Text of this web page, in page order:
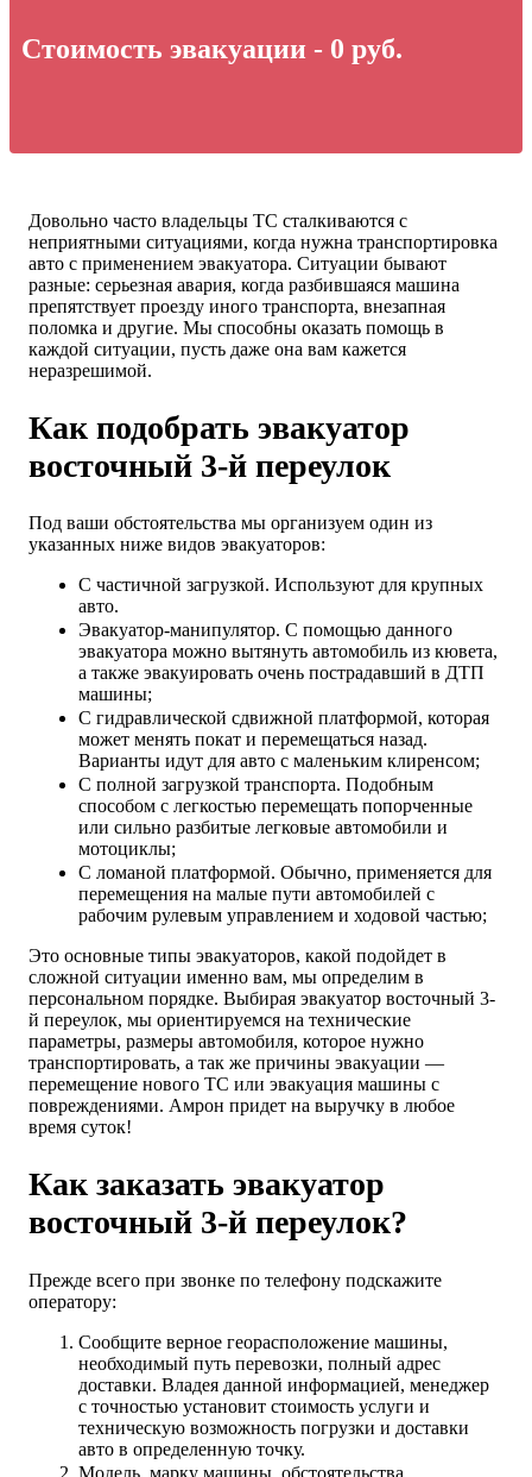
Стоимость эвакуации - 0 руб.
Довольно часто владельцы ТС сталкиваются с
неприятными ситуациями, когда нужна транспортировка
авто с применением эвакуатора. Ситуации бывают
разные: серьезная авария, когда разбившаяся машина
препятствует проезду иного транспорта, внезапная
поломка и другие. Мы способны оказать помощь в
каждой ситуации, пусть даже она вам кажется
неразрешимой.
Как подобрать эвакуатор
восточный 3-й переулок
Под ваши обстоятельства мы организуем один из
указанных ниже видов эвакуаторов:
С частичной загрузкой. Используют для крупных
авто.
Эвакуатор-манипулятор. С помощью данного
эвакуатора можно вытянуть автомобиль из кювета,
а также эвакуировать очень пострадавший в ДТП
машины;
С гидравлической сдвижной платформой, которая
может менять покат и перемещаться назад.
Варианты идут для авто с маленьким клиренсом;
С полной загрузкой транспорта. Подобным
способом с легкостью перемещать попорченные
или сильно разбитые легковые автомобили и
мотоциклы;
С ломаной платформой. Обычно, применяется для
перемещения на малые пути автомобилей с
рабочим рулевым управлением и ходовой частью;
Это основные типы эвакуаторов, какой подойдет в
сложной ситуации именно вам, мы определим в
персональном порядке. Выбирая эвакуатор восточный 3-
й переулок, мы ориентируемся на технические
параметры, размеры автомобиля, которое нужно
транспортировать, а так же причины эвакуации —
перемещение нового ТС или эвакуация машины с
повреждениями. Амрон придет на выручку в любое
время суток!
Как заказать эвакуатор
восточный 3-й переулок?
Прежде всего при звонке по телефону подскажите
оператору:
Сообщите верное георасположение машины,
необходимый путь перевозки, полный адрес
доставки. Владея данной информацией, менеджер
с точностью установит стоимость услуги и
техническую возможность погрузки и доставки
авто в определенную точку.
Модель, марку машины, обстоятельства